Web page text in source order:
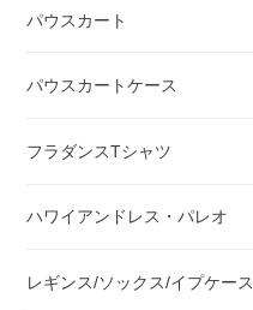
パウスカート
パウスカートケース
フラダンスTシャツ
ハワイアンドレス・パレオ
レギンス/ソックス/イプケース